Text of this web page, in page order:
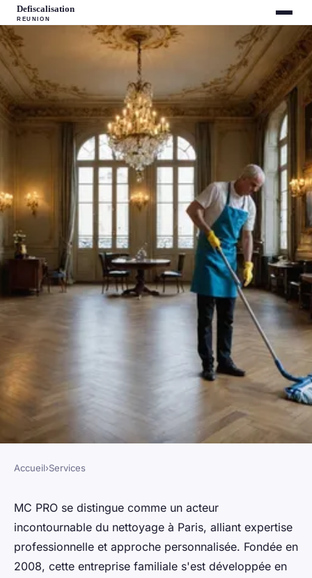
Découvrez mc pro :
l'excellence du nettoyage à
paris
Accueil›Services
MC PRO se distingue comme un acteur
incontournable du nettoyage à Paris, alliant expertise
professionnelle et approche personnalisée. Fondée en
2008, cette entreprise familiale s'est développée en